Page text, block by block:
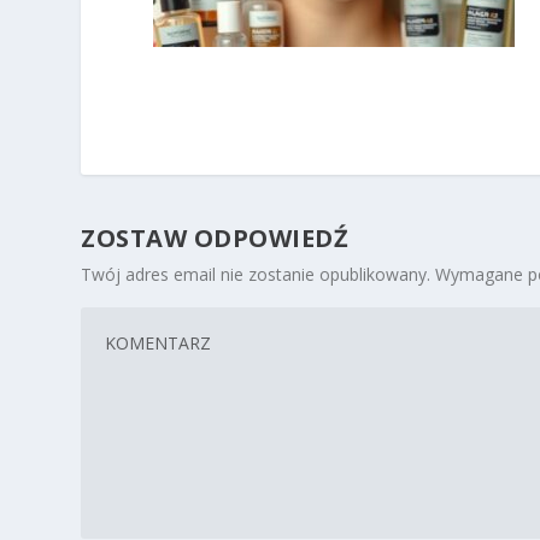
ZOSTAW ODPOWIEDŹ
Twój adres email nie zostanie opublikowany. Wymagane